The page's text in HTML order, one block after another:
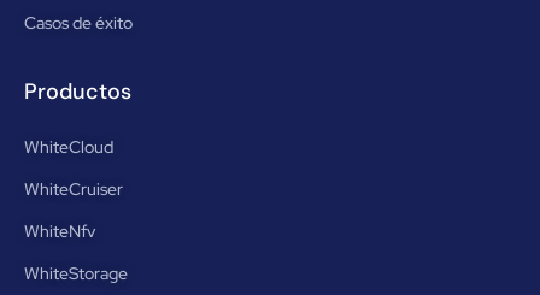
Casos de éxito
Productos
WhiteCloud
WhiteCruiser
WhiteNfv
WhiteStorage